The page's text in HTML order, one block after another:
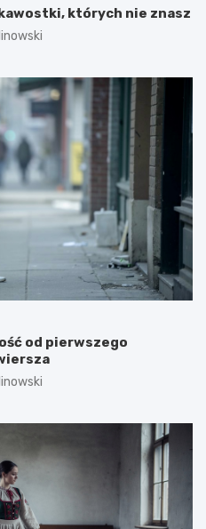
których nie znasz
od pierwszego